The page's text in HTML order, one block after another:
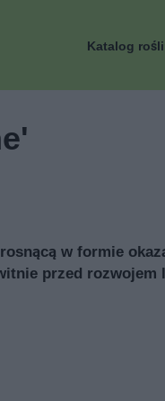
Katalog
w formie
przed